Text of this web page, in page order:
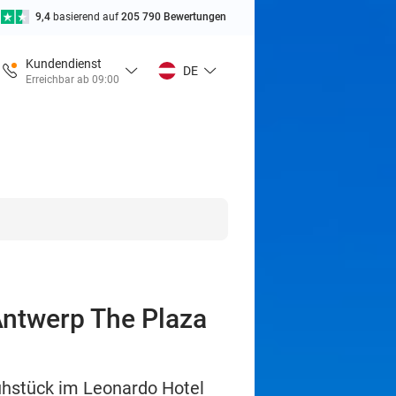
9,4 basierend auf205 790 Bewertungen
Kundendienst
Erreichbar ab 09:00
DE
The Plaza
im Leonardo Hotel